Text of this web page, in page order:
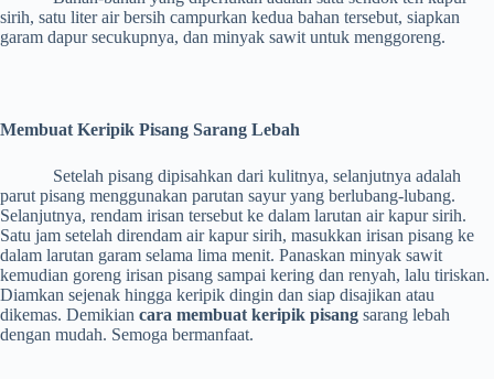
sirih, satu liter air bersih campurkan kedua bahan tersebut, siapkan
garam dapur secukupnya, dan minyak sawit untuk menggoreng.
Membuat Keripik Pisang Sarang Lebah
Setelah pisang dipisahkan dari kulitnya, selanjutnya adalah
parut pisang menggunakan parutan sayur yang berlubang-lubang.
Selanjutnya, rendam irisan tersebut ke dalam larutan air kapur sirih.
Satu jam setelah direndam air kapur sirih, masukkan irisan pisang ke
dalam larutan garam selama lima menit. Panaskan minyak sawit
kemudian goreng irisan pisang sampai kering dan renyah, lalu tiriskan.
Diamkan sejenak hingga keripik dingin dan siap disajikan atau
dikemas. Demikian cara membuat keripik pisang sarang lebah
dengan mudah. Semoga bermanfaat.